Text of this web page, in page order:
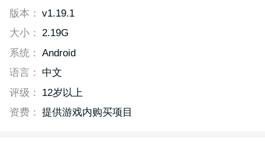
版本： v1.19.1
大小： 2.19G
系统： Android
语言：
中文
评级：
12岁以上
资费： 提供游戏内购买项目